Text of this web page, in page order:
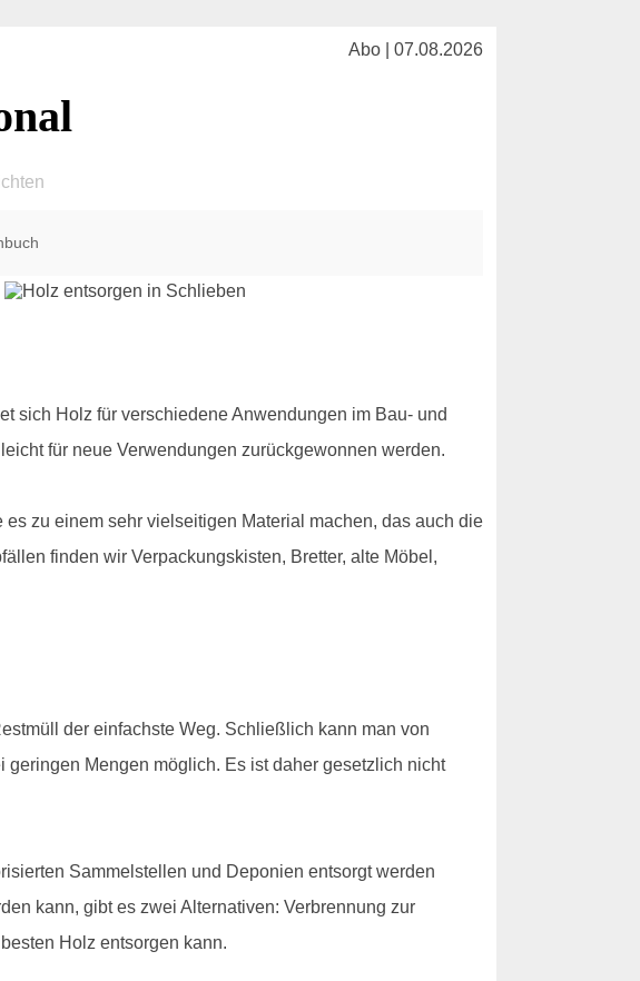
Abo | 07.08.2026
sich Holz für verschiedene Anwendungen im Bau- und
für neue Verwendungen zurückgewonnen werden.
zu einem sehr vielseitigen Material machen, das auch die
finden wir Verpackungskisten, Bretter, alte Möbel,
der einfachste Weg. Schließlich kann man von
Mengen möglich. Es ist daher gesetzlich nicht
Sammelstellen und Deponien entsorgt werden
kann, gibt es zwei Alternativen: Verbrennung zur
Holz entsorgen kann.